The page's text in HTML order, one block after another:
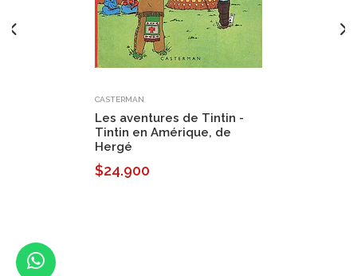
CASTERMAN
Les aventures de Tintin -
Tintin en Amérique, de
Hergé
$24.900